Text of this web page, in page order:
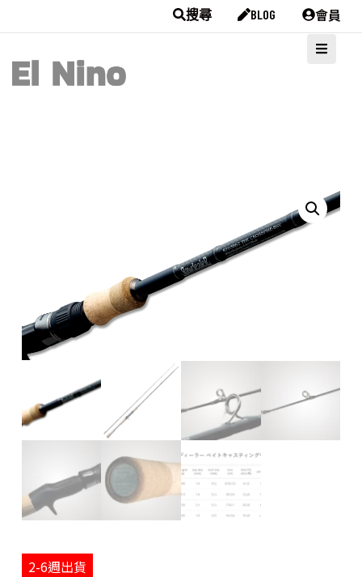
搜尋 BLOG 會員
2-6週出貨